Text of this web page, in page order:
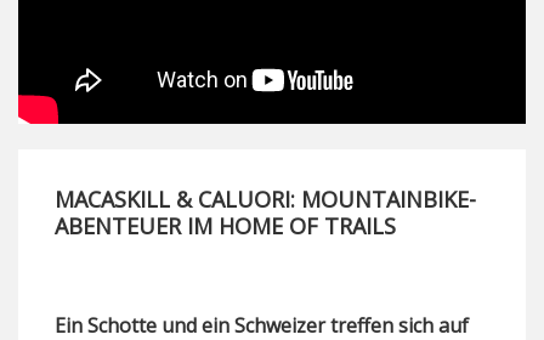
MACASKILL & CALUORI: MOUNTAINBIKE-
ABENTEUER IM HOME OF TRAILS
Ein Schotte und ein Schweizer treffen sich auf